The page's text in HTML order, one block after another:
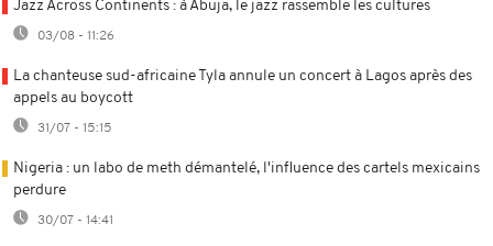
Jazz Across Continents : à Abuja, le jazz rassemble les cultures
03/08 - 11:26
La chanteuse sud-africaine Tyla annule un concert à Lagos après des
appels au boycott
31/07 - 15:15
Nigeria : un labo de meth démantelé, l'influence des cartels mexicains
perdure
30/07 - 14:41